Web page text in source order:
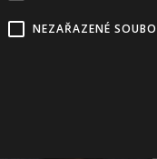
Svět podle
NEZAŘAZENÉ